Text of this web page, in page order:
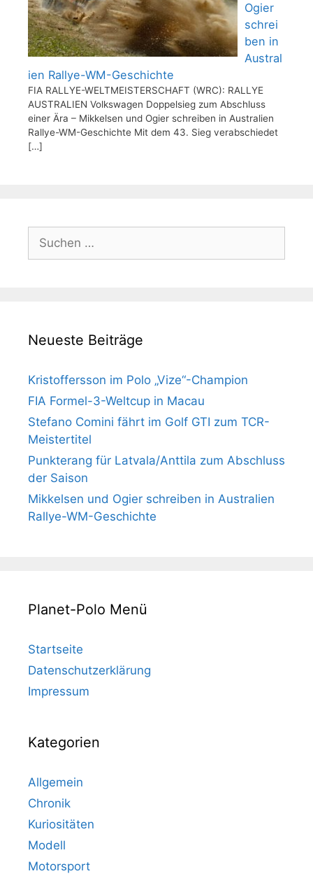
Ogier
schrei
ben in
Austral
ien Rallye-WM-Geschichte
FIA RALLYE-WELTMEISTERSCHAFT (WRC): RALLYE
AUSTRALIEN Volkswagen Doppelsieg zum Abschluss
einer Ära – Mikkelsen und Ogier schreiben in Australien
Rallye-WM-Geschichte Mit dem 43. Sieg verabschiedet
[…]
Suchen
nach:
Neueste Beiträge
Kristoffersson im Polo „Vize“-Champion
FIA Formel-3-Weltcup in Macau
Stefano Comini fährt im Golf GTI zum TCR-
Meistertitel
Punkterang für Latvala/Anttila zum Abschluss
der Saison
Mikkelsen und Ogier schreiben in Australien
Rallye-WM-Geschichte
Planet-Polo Menü
Startseite
Datenschutzerklärung
Impressum
Kategorien
Allgemein
Chronik
Kuriositäten
Modell
Motorsport